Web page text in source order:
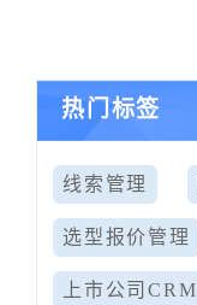
热门标签
线索管理
选型报价管理
上市公司CRM